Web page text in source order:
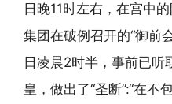
日晚11时左右，在宫中
集团在破例召开的“御前
日凌晨2时半，事前已听
皇，做出了“圣断”:“在不